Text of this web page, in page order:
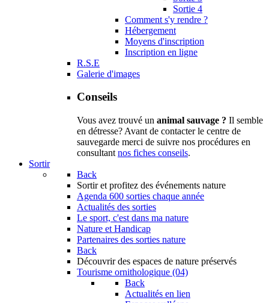
Sortie 4
Comment s'y rendre ?
Hébergement
Moyens d'inscription
Inscription en ligne
R.S.E
Galerie d'images
Conseils
Vous avez trouvé un animal sauvage ? Il semble
en détresse? Avant de contacter le centre de
sauvegarde merci de suivre nos procédures en
consultant nos fiches conseils.
Sortir
Back
Sortir et profitez des événements nature
Agenda 600 sorties chaque année
Actualités des sorties
Le sport, c'est dans ma nature
Nature et Handicap
Partenaires des sorties nature
Back
Découvrir des espaces de nature préservés
Tourisme ornithologique (04)
Back
Actualités en lien